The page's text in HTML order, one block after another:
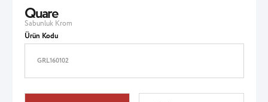
Quare
Sabunluk Krom
Ürün Kodu
GRL160102